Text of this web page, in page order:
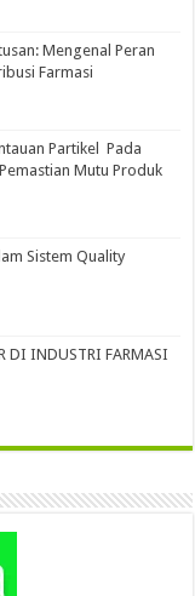
Mengenal Peran
Farmasi
Partikel Pada
Mutu Produk
Sistem Quality
DI INDUSTRI FARMASI